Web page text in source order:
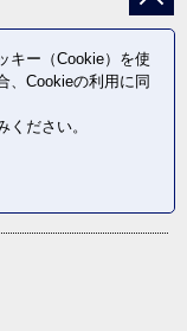
キー（Cookie）を使
、Cookieの利用に同
ください。